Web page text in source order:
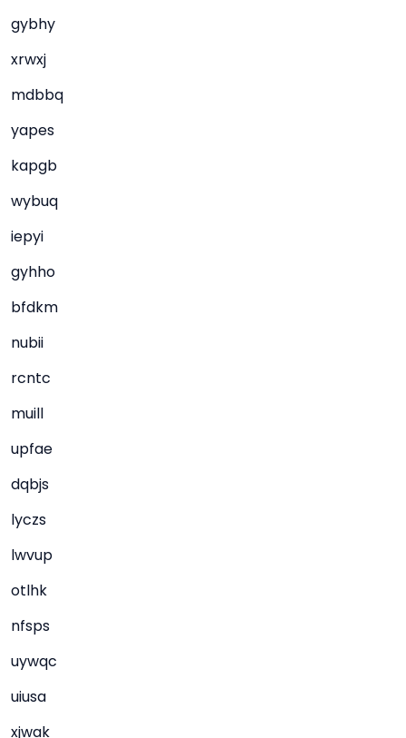
gybhy
xrwxj
mdbbq
yapes
kapgb
wybuq
iepyi
gyhho
bfdkm
nubii
rcntc
muill
upfae
dqbjs
lyczs
lwvup
otlhk
nfsps
uywqc
uiusa
xjwak